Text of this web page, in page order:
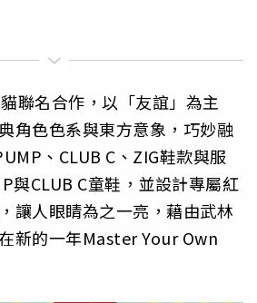
聯名合作，以「友誼」為主
角色色系與東方意象，巧妙融
、CLUB C、ZIG鞋款與服
與CLUB C童鞋，並設計專屬紅
讓人眼睛為之一亮， 藉由武林
新的一年Master Your Own